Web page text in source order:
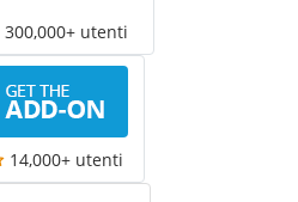
300,000+ utenti
14,000+ utenti